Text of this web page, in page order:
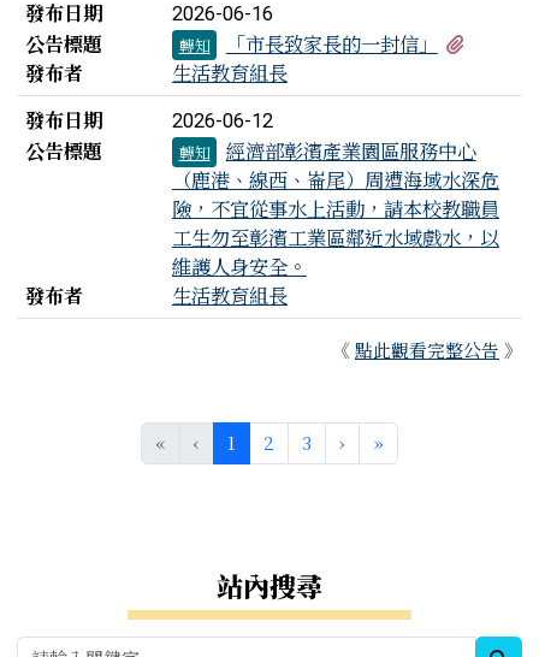
發布日期
2026-06-16
公告標題 轉知 「市長致家長的一封信」
發布者
生活教育組長
發布日期
2026-06-12
公告標題 轉知
經濟部彰濱產業園區服務中心
（鹿港、線西、崙尾）周遭海域水深危
險，不宜從事水上活動，請本校教職員
工生勿至彰濱工業區鄰近水域戲水，以
維護人身安全。
發布者
生活教育組長
《 點此觀看完整公告 》
« ‹ 1 (目前頁次)
2 3 › 下一頁
»最後頁
站內搜尋